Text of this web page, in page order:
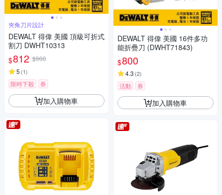
夾角刀片設計
DEWALT 得偉 美國 頂級可折式
割刀 DWHT10313
$812 $900
5 (1)
限時下殺 券
加入購物車
DEWALT 得偉 美國 16件多功
能折疊刀 (DWHT71843)
$800
4.3 (2)
活動 券
加入購物車